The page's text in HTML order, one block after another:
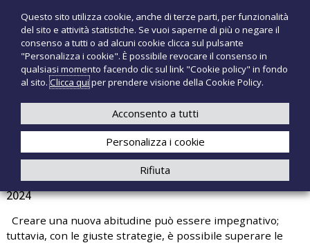
n
T
e
c
n
o
M
e
P
r
d
o
t
i
e
i
a
l
+39 3921526175
MEDITAZIONE GUIDATA SECONDO MODULO 14 MAGGIO
2024
Creare una nuova abitudine può essere impegnativo;
tuttavia, con le giuste strategie, è possibile superare le
Questo sito utilizza cookie, anche di terze parti, per funzionalità
del sito e attività statistiche. Se vuoi saperne di più o negare il
consenso a tutti o ad alcuni cookie clicca sul pulsante
"Personalizza i cookie". È possibile revocare il consenso in
qualsiasi momento facendo clic sul link "Cookie policy" in fondo
al sito.Clicca quiper prendere visione della Cookie Policy.
Personalizza i cookie
Rifiuta
Acconsento a tutti